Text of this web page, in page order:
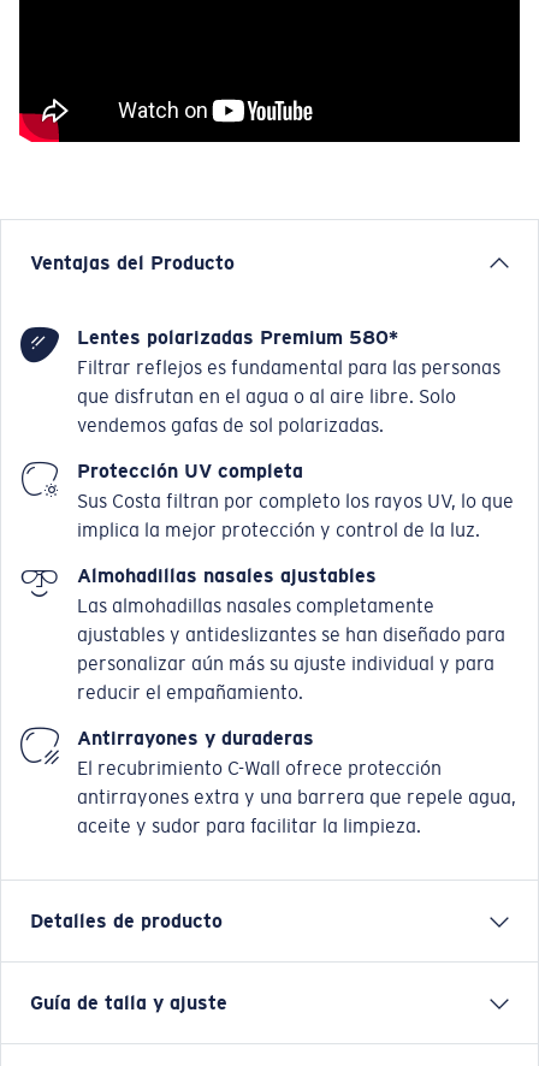
Ventajas del Producto
Lentes polarizadas Premium 580*
Filtrar reflejos es fundamental para las personas
que disfrutan en el agua o al aire libre. Solo
vendemos gafas de sol polarizadas.
Protección UV completa
Sus Costa filtran por completo los rayos UV, lo que
implica la mejor protección y control de la luz.
Almohadillas nasales ajustables
Las almohadillas nasales completamente
ajustables y antideslizantes se han diseñado para
personalizar aún más su ajuste individual y para
reducir el empañamiento.
Antirrayones y duraderas
El recubrimiento C-Wall ofrece protección
antirrayones extra y una barrera que repele agua,
aceite y sudor para facilitar la limpieza.
Detalles de producto
Costa siempre ha querido llevar las mejores
Guía de talla y ajuste